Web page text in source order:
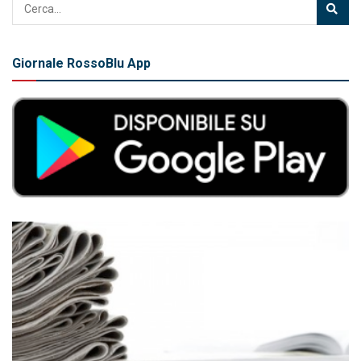
Giornale RossoBlu App